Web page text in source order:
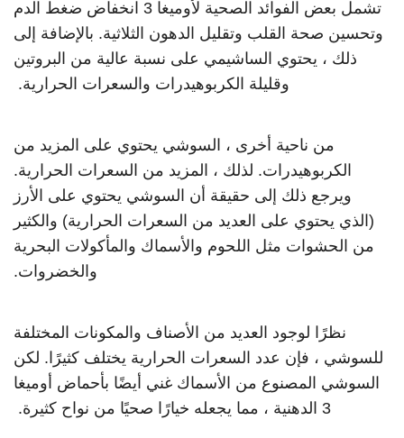
تشمل بعض الفوائد الصحية لأوميغا 3 انخفاض ضغط الدم
وتحسين صحة القلب وتقليل الدهون الثلاثية. بالإضافة إلى
ذلك ، يحتوي الساشيمي على نسبة عالية من البروتين
وقليلة الكربوهيدرات والسعرات الحرارية.
من ناحية أخرى ، السوشي يحتوي على المزيد من
الكربوهيدرات. لذلك ، المزيد من السعرات الحرارية.
ويرجع ذلك إلى حقيقة أن السوشي يحتوي على الأرز
(الذي يحتوي على العديد من السعرات الحرارية) والكثير
من الحشوات مثل اللحوم والأسماك والمأكولات البحرية
والخضروات.
نظرًا لوجود العديد من الأصناف والمكونات المختلفة
للسوشي ، فإن عدد السعرات الحرارية يختلف كثيرًا. لكن
السوشي المصنوع من الأسماك غني أيضًا بأحماض أوميغا
3 الدهنية ، مما يجعله خيارًا صحيًا من نواح كثيرة.